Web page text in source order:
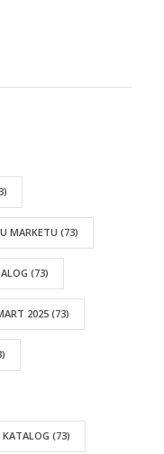
MARKETU (73)
(73)
2025 (73)
(73)